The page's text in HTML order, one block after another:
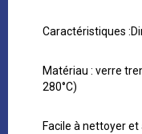
Caractéristiques
Matériau : verre
280°C)
Facile à nettoyer